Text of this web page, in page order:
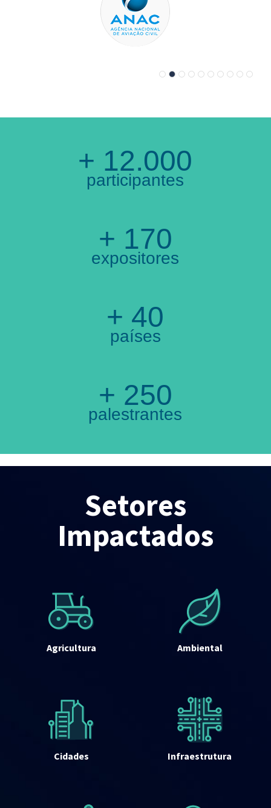
+ 12.000
participantes
+ 170
expositores
+ 40
países
+ 250
palestrantes
Setores
Impactados
Agricultura Ambiental
Cidades Infraestrutura